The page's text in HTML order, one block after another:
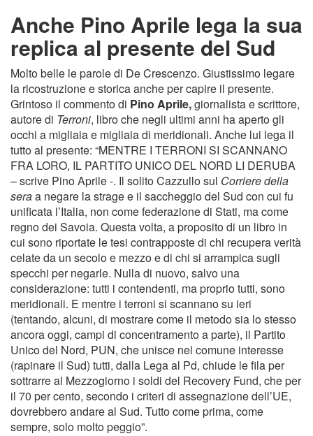
Anche Pino Aprile lega la sua
replica al presente del Sud
Molto belle le parole di De Crescenzo. Giustissimo legare
la ricostruzione e storica anche per capire il presente.
Grintoso il commento di Pino Aprile,giornalista e scrittore,
autore di Terroni, libro che negli ultimi anni ha aperto gli
occhi a migliaia e migliaia di meridionali. Anche lui lega il
tutto al presente: “MENTRE I TERRONI SI SCANNANO
FRA LORO, IL PARTITO UNICO DEL NORD LI DERUBA
– scrive Pino Aprile -. Il solito Cazzullo sul Corriere della
seraa negare la strage e il saccheggio del Sud con cui fu
unificata l’Italia, non come federazione di Stati, ma come
regno dei Savoia. Questa volta, a proposito di un libro in
cui sono riportate le tesi contrapposte di chi recupera verità
celate da un secolo e mezzo e di chi si arrampica sugli
specchi per negarle. Nulla di nuovo, salvo una
considerazione: tutti i contendenti, ma proprio tutti, sono
meridionali. E mentre i terroni si scannano su ieri
(tentando, alcuni, di mostrare come il metodo sia lo stesso
ancora oggi, campi di concentramento a parte), il Partito
Unico del Nord, PUN, che unisce nel comune interesse
(rapinare il Sud) tutti, dalla Lega al Pd, chiude le fila per
sottrarre al Mezzogiorno i soldi del Recovery Fund, che per
il 70 per cento, secondo i criteri di assegnazione dell’UE,
dovrebbero andare al Sud. Tutto come prima, come
sempre, solo molto peggio”.